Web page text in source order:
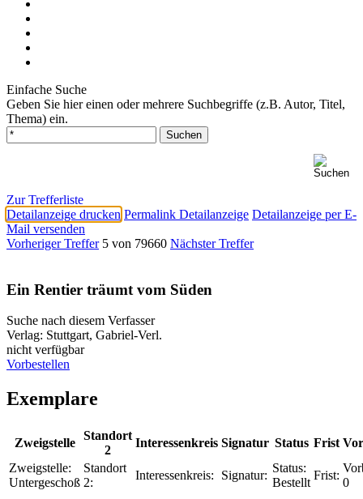
Einfache Suche
Geben Sie hier einen oder mehrere Suchbegriffe (z.B. Autor, Titel,
Thema) ein.
Zur Trefferliste
Detailanzeige drucken Permalink Detailanzeige Detailanzeige per E-
Mail versenden
Vorheriger Treffer 5 von 79660 Nächster Treffer
Ein Rentier träumt vom Süden
Suche nach diesem Verfasser
Verlag: Stuttgart, Gabriel-Verl.
nicht verfügbar
Vorbestellen
Exemplare
Zweigstelle
Standort
2
Interessenkreis Signatur Status Frist
Zweigstelle:
Untergeschoß
Standort
2:
Interessenkreis: Signatur:
Status:
Bestellt
Frist:
0